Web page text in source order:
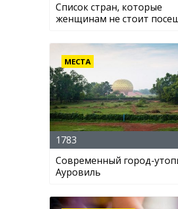
Список стран, которые
женщинам не стоит
МЕСТА
1783
Современный город-
Ауровиль